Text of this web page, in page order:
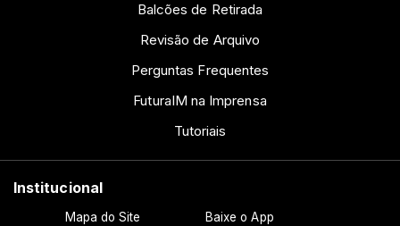
Balcões de Retirada
Revisão de Arquivo
Perguntas Frequentes
FuturaIM na Imprensa
Tutoriais
Institucional
Mapa do Site Baixe o App